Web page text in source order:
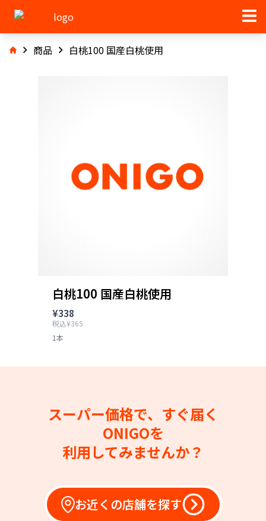
商品 白桃100 国産白桃使用
白桃100 国産白桃使用
¥338
税込¥365
1本
スーパー価格で、すぐ届く
ONIGOを
利用してみませんか？
お近くの店舗を探す